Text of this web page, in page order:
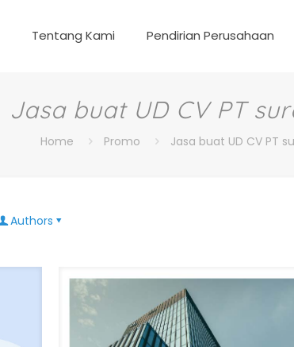
Tentang Kami Pendirian Perusahaan
Jasa buat UD CV PT
Home Promo Jasa buat UD CV PT
Authors